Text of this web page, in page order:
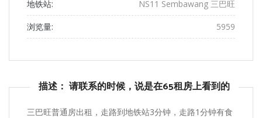
地铁站: NS11 Sembawang 三巴旺
浏览量: 5959
描述： 请联系的时候，说是在65租房上看到的
三巴旺普通房出租，走路到地铁站3分钟，走路1分钟有食